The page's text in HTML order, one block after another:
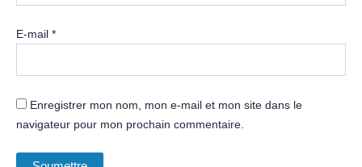
E-mail *
Enregistrer mon nom, mon e-mail et mon site dans le
navigateur pour mon prochain commentaire.